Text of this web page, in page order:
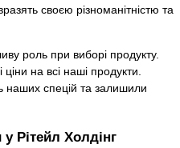
своєю різноманітністю та
роль при виборі продукту.
на всі наші продукти.
наших спецій та залишили
Рітейл Холдінг